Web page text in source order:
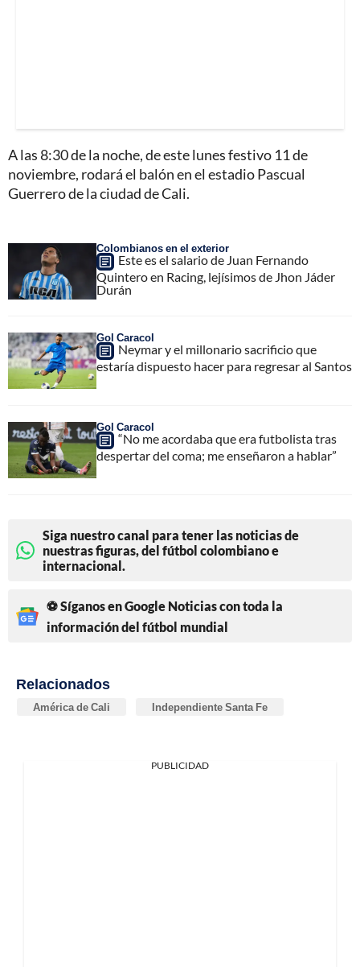
A las 8:30 de la noche, de este lunes festivo 11 de
noviembre, rodará el balón en el estadio Pascual
Guerrero de la ciudad de Cali.
Colombianos en el exterior
Este es el salario de Juan Fernando
Quintero en Racing, lejísimos de Jhon Jáder
Durán
Gol Caracol
Neymar y el millonario sacrificio que
estaría dispuesto hacer para regresar al Santos
Gol Caracol
“No me acordaba que era futbolista tras
despertar del coma; me enseñaron a hablar”
Siga nuestro canal para tener las noticias de
nuestras figuras, del fútbol colombiano e
internacional.
⚽ Síganos en Google Noticias con toda la
información del fútbol mundial
Relacionados
América de Cali Independiente Santa Fe
PUBLICIDAD